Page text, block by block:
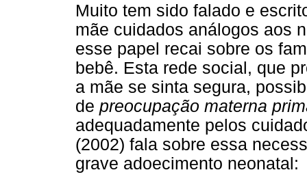
Muito tem sido falado e
mãe cuidados análogos aos
esse papel recai sobre os
bebê. Esta rede social, que
a mãe se sinta segura,
de preocupação materna
adequadamente pelos
(2002) fala sobre essa
grave adoecimento neonatal: